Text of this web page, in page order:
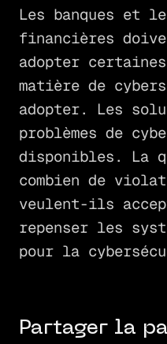
Les banques et
financières
adopter
matière de
adopter. Les
problèmes de
disponibles. La
combien de
veulent-ils
repenser les
pour la
Partager la